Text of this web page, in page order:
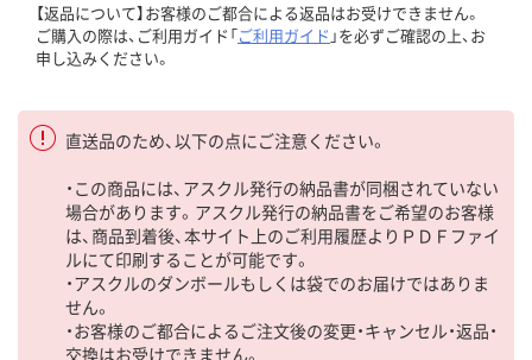
【返品について】お客様のご都合による返品はお受けできません。
ご購入の際は、ご利用ガイド「ご利用ガイド 」を必ずご確認の上、お
申し込みください。
直送品のため、以下の点にご注意ください。
・この商品には、アスクル発行の納品書が同梱されていない
場合があります。アスクル発行の納品書をご希望のお客様
は、商品到着後、本サイト上のご利用履歴よりＰＤＦファイ
ルにて印刷することが可能です。
・アスクルのダンボールもしくは袋でのお届けではありま
せん。
・お客様のご都合によるご注文後の変更・キャンセル・返品・
交換はお受けできません。